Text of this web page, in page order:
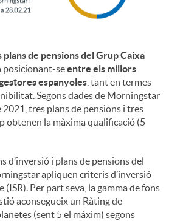
plans de pensions del Grup Caixa
posicionant-seentre els millors
espanyoles , tant en termes
Segons dades de Morningstar
tres plans de pensions i tres
obtenen la màxima qualificació (5
d’inversió i plans de pensions del
apliquen criteris d’inversió
Per part seva, la gamma de fons
aconsegueix un Ràting de
(sent 5 el màxim) segons